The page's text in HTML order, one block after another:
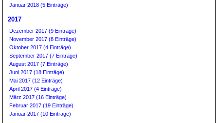
Januar 2018 (5 Einträge)
2017
Dezember 2017 (9 Einträge)
November 2017 (8 Einträge)
Oktober 2017 (4 Einträge)
September 2017 (7 Einträge)
August 2017 (7 Einträge)
Juni 2017 (18 Einträge)
Mai 2017 (12 Einträge)
April 2017 (4 Einträge)
März 2017 (16 Einträge)
Februar 2017 (19 Einträge)
Januar 2017 (10 Einträge)